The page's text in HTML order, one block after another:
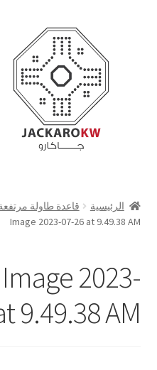
navigation
content
من نحن
الرئيسية قاعدة طاولة
Image 2023-07-26 at 9.49.38 AM
2023-
9.49.38 AM